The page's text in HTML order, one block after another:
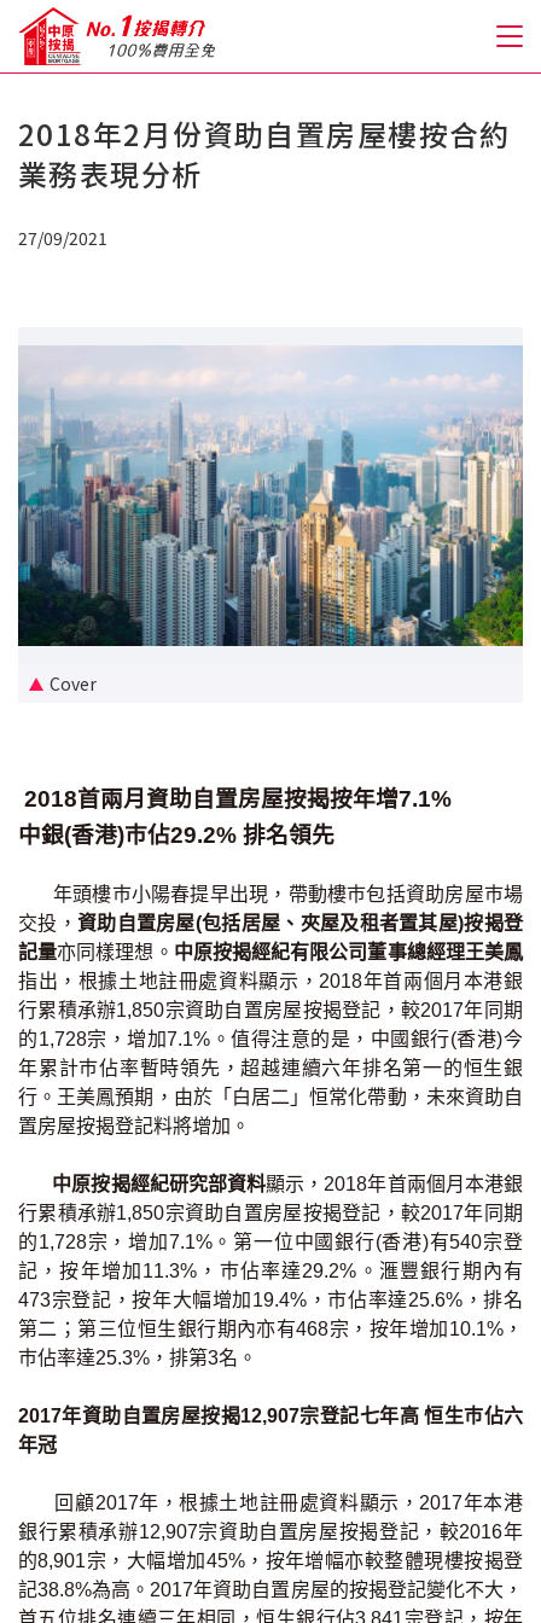
關於我們
免費開戶轉介服務
私人貸款
優惠禮遇
新盤優越按揭優惠
中原按揭標籤優惠
推薦齊齊友賞
按揭計算
置業預算
供款年期計算
工商舖按揭計算
印花稅計算
免費物業估價
下載中心
按揭全面睇
新聞/研究
公司動態
統計數據庫
按揭快趣智識
2018年2月份資助自置房屋樓按合約
業務表現分析
27/09/2021
Cover
2018首兩月資助自置房屋按揭按年增7.1%
中銀(香港)巿佔29.2% 排名領先
年頭樓巿小陽春提早出現，帶動樓巿包括資助房屋巿場
交投， 資助自置房屋(包括居屋、夾屋及租者置其屋)按揭登
記量亦同樣理想。 中原按揭經紀有限公司董事總經理王美鳳
指出，根據土地註冊處資料顯示，2018年首兩個月本港銀
行累積承辦1,850宗資助自置房屋按揭登記，較2017年同期
的1,728宗，增加7.1%。值得注意的是，中國銀行(香港)今
年累計巿佔率暫時領先，超越連續六年排名第一的恒生銀
行。王美鳳預期，由於「白居二」恒常化帶動，未來資助自
置房屋按揭登記料將增加。
中原按揭經紀研究部資料顯示，2018年首兩個月本港銀
行累積承辦1,850宗資助自置房屋按揭登記，較2017年同期
的1,728宗，增加7.1%。第一位中國銀行(香港)有540宗登
記，按年增加11.3%，巿佔率達29.2%。滙豐銀行期內有
473宗登記，按年大幅增加19.4%，市佔率達25.6%，排名
第二；第三位恒生銀行期內亦有468宗，按年增加10.1%，
巿佔率達25.3%，排第3名。
2017年資助自置房屋按揭12,907宗登記七年高 恒生巿佔六
年冠
回顧2017年，根據土地註冊處資料顯示，2017年本港
銀行累積承辦12,907宗資助自置房屋按揭登記，較2016年
的8,901宗，大幅增加45%，按年增幅亦較整體現樓按揭登
記38.8%為高。2017年資助自置房屋的按揭登記變化不大，
首五位排名連續三年相同，恒生銀行佔3,841宗登記，按年